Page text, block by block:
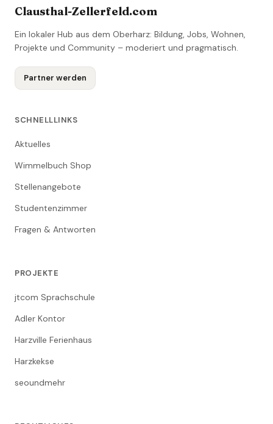
Clausthal-Zellerfeld.com
Ein lokaler Hub aus dem Oberharz: Bildung, Jobs, Wohnen,
Projekte und Community – moderiert und pragmatisch.
Partner werden
SCHNELLLINKS
Aktuelles
Wimmelbuch Shop
Stellenangebote
Studentenzimmer
Fragen & Antworten
PROJEKTE
jtcom Sprachschule
Adler Kontor
Harzville Ferienhaus
Harzkekse
seoundmehr